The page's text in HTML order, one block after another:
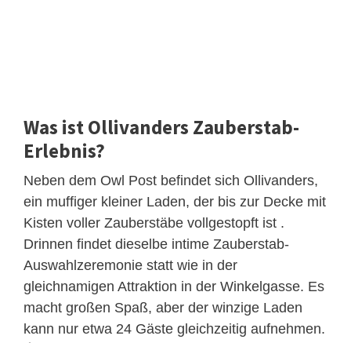
Was ist Ollivanders Zauberstab-
Erlebnis?
Neben dem Owl Post befindet sich Ollivanders,
ein muffiger kleiner Laden, der bis zur Decke mit
Kisten voller Zauberstäbe vollgestopft ist .
Drinnen findet dieselbe intime Zauberstab-
Auswahlzeremonie statt wie in der
gleichnamigen Attraktion in der Winkelgasse. Es
macht großen Spaß, aber der winzige Laden
kann nur etwa 24 Gäste gleichzeitig aufnehmen.